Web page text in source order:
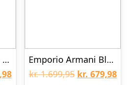
Moschino Shorts – Sort m. Print
Den
Emporio Armani Bluse – Akryl/Uld – Stripes Beige
kr.1.699,95 Den
kr. 679,98